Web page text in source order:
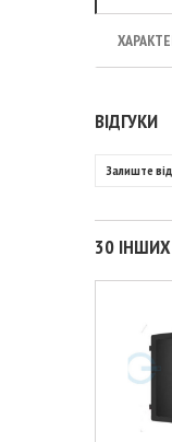
ВІДГУКИ
Залиште
30 ІНШИХ